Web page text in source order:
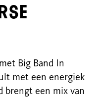
met Big Band In
met een energiek
brengt een mix van